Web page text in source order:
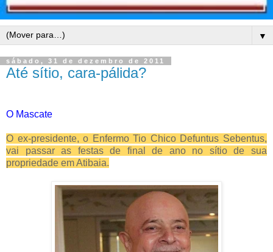
▼
sábado, 31 de dezembro de 2011
Até sítio, cara-pálida?
O Mascate
O ex-presidente, o Enfermo Tio Chico Defuntus Sebentus,
vai passar as festas de final de ano no sítio de sua
propriedade em Atibaia.